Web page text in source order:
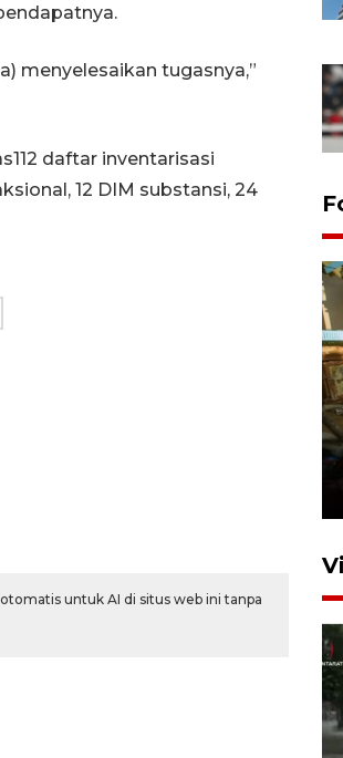
menyelesaikan tugasnya,”
daftar inventarisasi
12 DIM substansi, 24
untuk AI di situs web ini tanpa